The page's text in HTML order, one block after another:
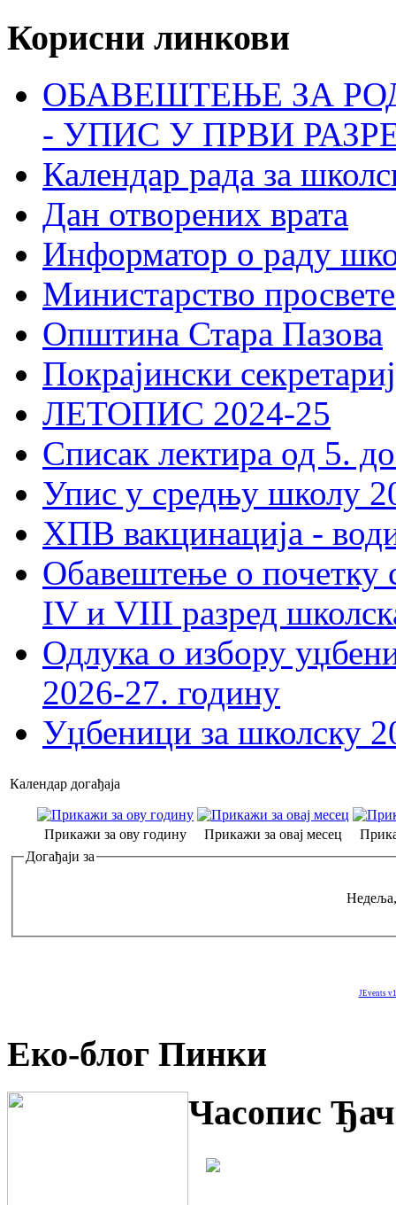
Корисни линкови
ОБАВЕШТЕЊЕ ЗА
- УПИС У ПРВИ
Календар рада за
Дан отворених врата
Информатор о раду
Министарство
Општина Стара Пазова
Покрајински
ЛЕТОПИС 2024-25
Списак лектира од 5.
Упис у средњу школу
ХПВ вакцинација -
Обавештење о почетку
IV и VIII разред
Одлука о избору
2026-27. годину
Уџбеници за школску
Календар догађаја
Прикажи за ову годину Прикажи за овај месец
Догађаји за
JEvents
Еко-блог Пинки
Часопис